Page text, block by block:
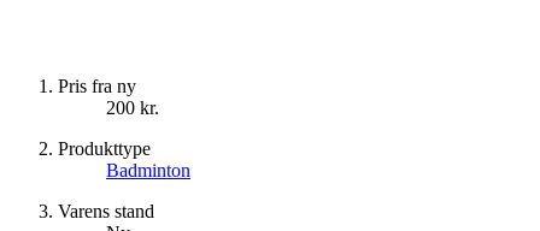
Pris fra ny
200 kr.
Produkttype
Badminton
Varens stand